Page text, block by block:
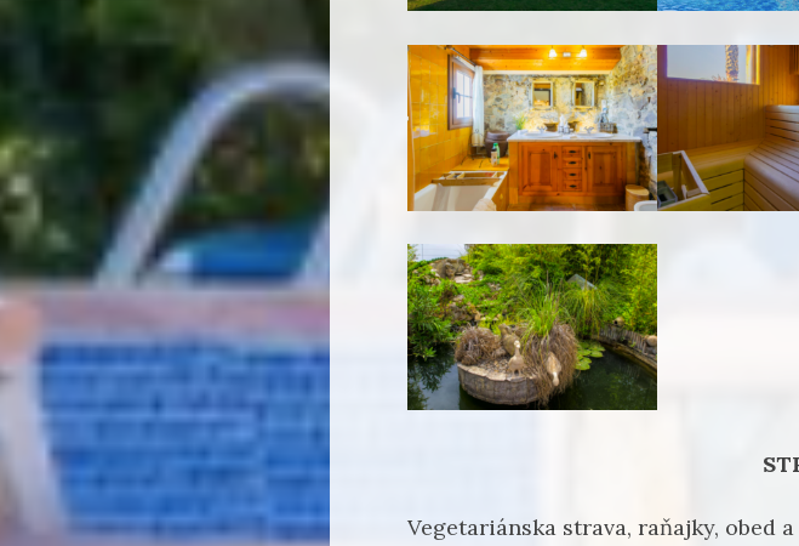
Vegetariánska strava, raňajky, obed